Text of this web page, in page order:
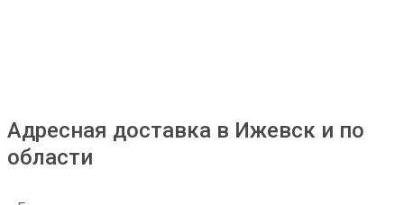
Адресная доставка в Ижевск и по
области